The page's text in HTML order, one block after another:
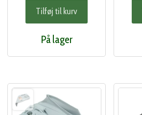
Tilføj til kurv
På lager